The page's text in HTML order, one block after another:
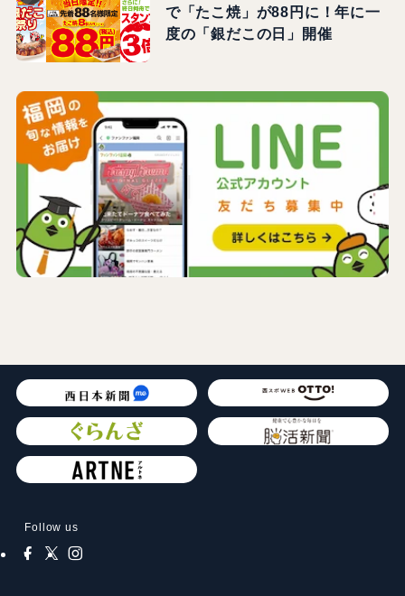
で「たこ焼」が88円に！年に一
度の「銀だこの日」開催
Follow us